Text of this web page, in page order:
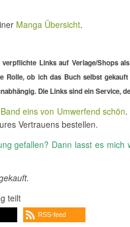
Manga Übersicht.
verpflichte Links auf Verlage/Shops
Rolle, ob ich das Buch selbst
Die Links sind ein Service,
Band eins von Umwerfend schön.
Vertrauens bestellen.
gefallen? Dann lasst es mich
teilt
RSS-feed